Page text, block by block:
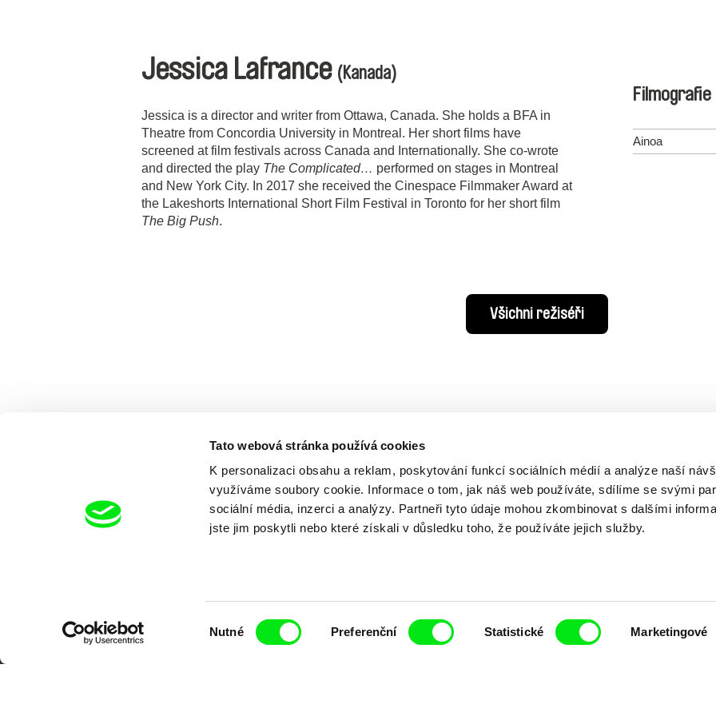
Tato webová stránka používá cookies
K personalizaci obsahu a reklam, poskytování funkcí sociálních médií a analýze naší
využíváme soubory cookie. Informace o tom, jak náš web používáte, sdílíme se svými
sociální média, inzerci a analýzy. Partneři tyto údaje mohou zkombinovat s dalšími
jste jim poskytli nebo které získali v důsledku toho, že používáte jejich služby.
Nutné Preferenční Statistické Marketingové
Jessica Lafrance (Kanada)
Jessica is a director and writer from Ottawa, Canada. She holds a BFA in
Theatre from Concordia University in Montreal. Her short films have
screened at film festivals across Canada and Internationally. She co-wrote
and directed the play The Complicated… performed on stages in Montreal
and New York City. In 2017 she received the Cinespace Filmmaker Award at
the Lakeshorts International Short Film Festival in Toronto for her short film
The Big Push.
Filmografie
Ainoa
Všichni režiséři
Vaše online
dokumentární
Nové festivalové filmy